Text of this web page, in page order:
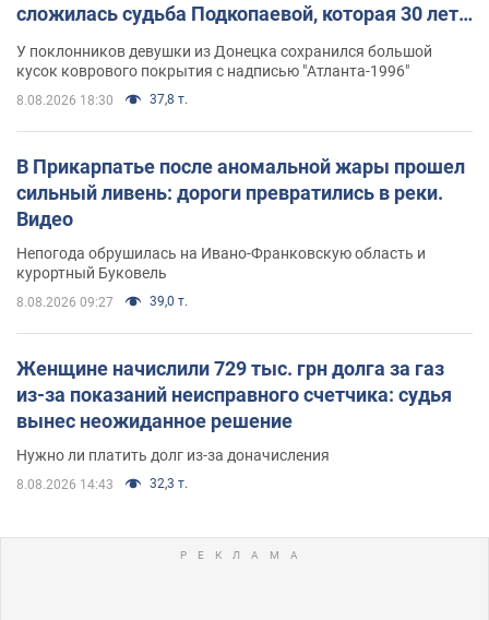
сложилась судьба Подкопаевой, которая 30 лет
У поклонников девушки из Донецка сохранился большой
кусок коврового покрытия с надписью "Атланта-1996"
8.08.2026 18:30 37,8 т.
В Прикарпатье после аномальной жары прошел
сильный ливень: дороги превратились в реки.
Видео
Непогода обрушилась на Ивано-Франковскую область и
курортный Буковель
8.08.2026 09:27 39,0 т.
Женщине начислили 729 тыс. грн долга за газ
из-за показаний неисправного счетчика: судья
вынес неожиданное решение
Нужно ли платить долг из-за доначисления
8.08.2026 14:43 32,3 т.